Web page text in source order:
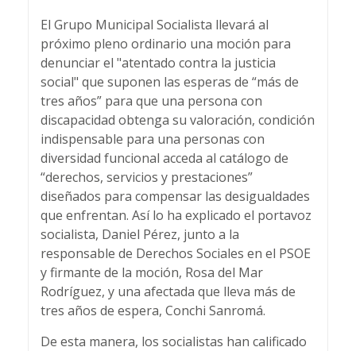
El Grupo Municipal Socialista llevará al
próximo pleno ordinario una moción para
denunciar el "atentado contra la justicia
social" que suponen las esperas de “más de
tres años” para que una persona con
discapacidad obtenga su valoración, condición
indispensable para una personas con
diversidad funcional acceda al catálogo de
“derechos, servicios y prestaciones”
diseñados para compensar las desigualdades
que enfrentan. Así lo ha explicado el portavoz
socialista, Daniel Pérez, junto a la
responsable de Derechos Sociales en el PSOE
y firmante de la moción, Rosa del Mar
Rodríguez, y una afectada que lleva más de
tres años de espera, Conchi Sanromá.
De esta manera, los socialistas han calificado